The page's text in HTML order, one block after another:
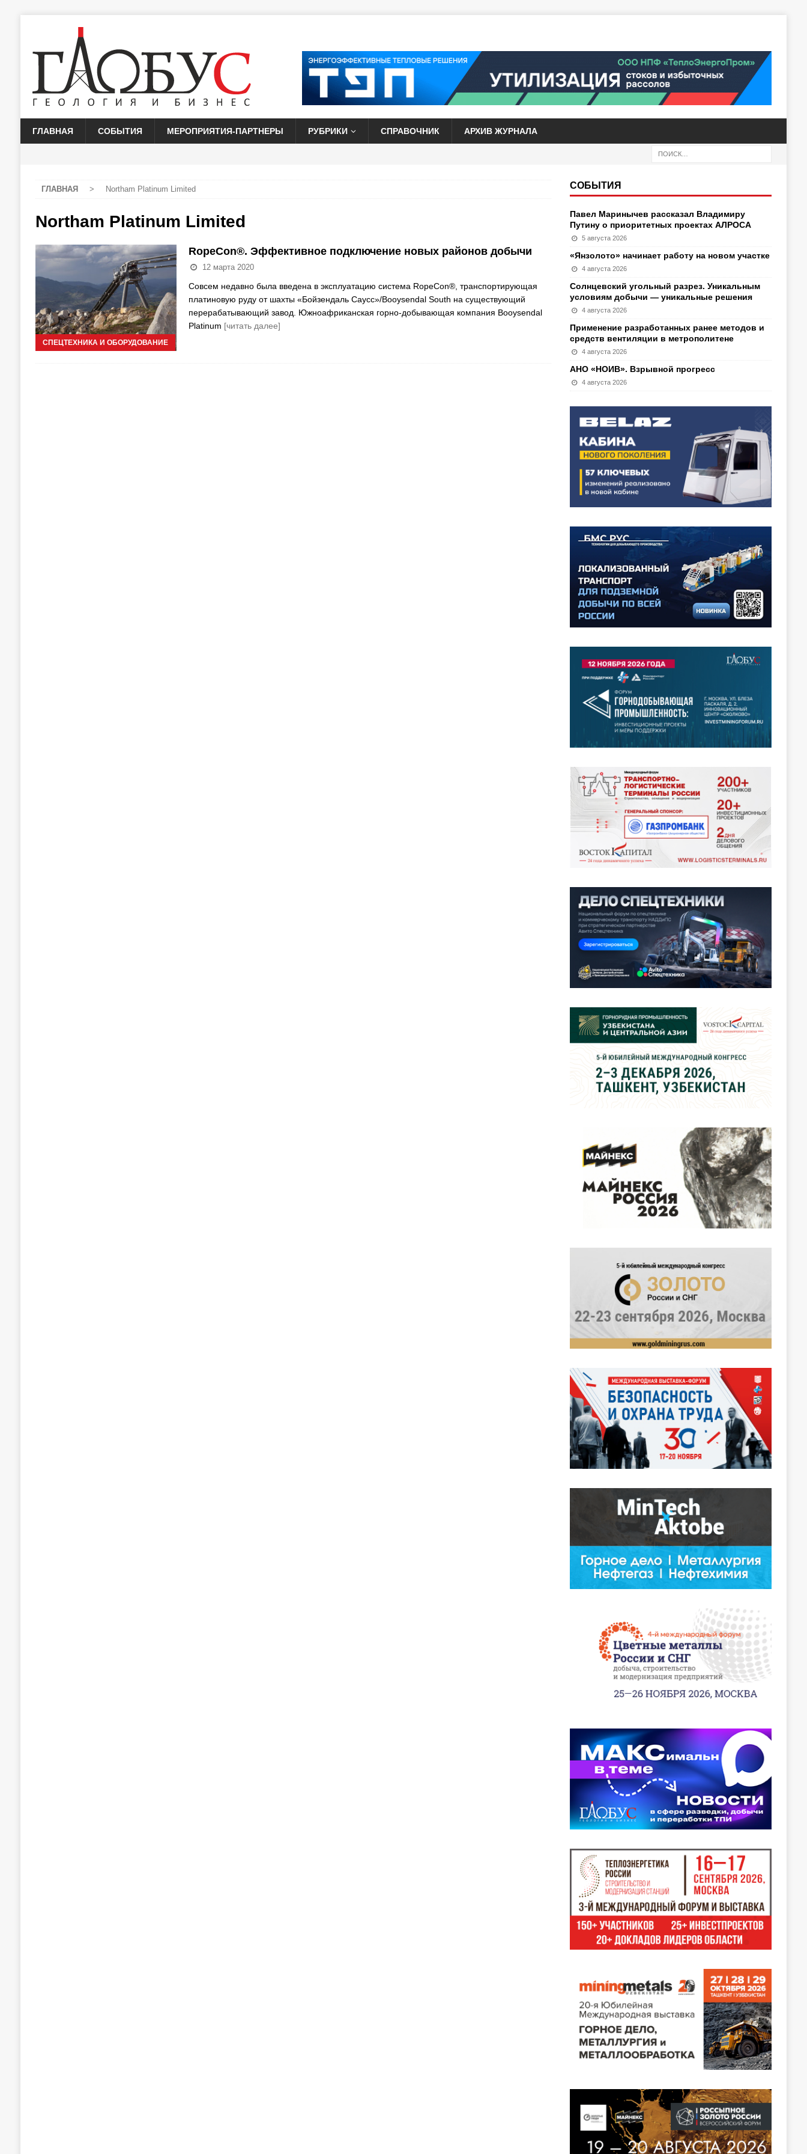
ГЛАВНАЯ СОБЫТИЯ МЕРОПРИЯТИЯ-ПАРТНЕРЫ РУБРИКИ СПРАВОЧНИК АРХИВ ЖУРНАЛА
ГЛАВНАЯ > Northam Platinum Limited
Northam Platinum Limited
СПЕЦТЕХНИКА И ОБОРУДОВАНИЕ
RopeCon®. Эффективное подключение новых районов добычи
12 марта 2020
Совсем недавно была введена в эксплуатацию система RopeCon®, транспортирующая
платиновую руду от шахты «Бойзендаль Саусс»/Booysendal South на существующий
перерабатывающий завод. Южноафриканская горно-добывающая компания Booysendal
Platinum [читать далее]
СОБЫТИЯ
Павел Маринычев рассказал Владимиру
Путину о приоритетных проектах АЛРОСА
5 августа 2026
«Янзолото» начинает работу на новом участке
4 августа 2026
Солнцевский угольный разрез. Уникальным
условиям добычи — уникальные решения
4 августа 2026
Применение разработанных ранее методов и
средств вентиляции в метрополитене
4 августа 2026
АНО «НОИВ». Взрывной прогресс
4 августа 2026